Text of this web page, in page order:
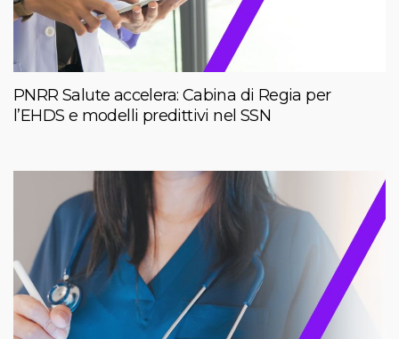
PNRR Salute accelera: Cabina di Regia per
l’EHDS e modelli predittivi nel SSN